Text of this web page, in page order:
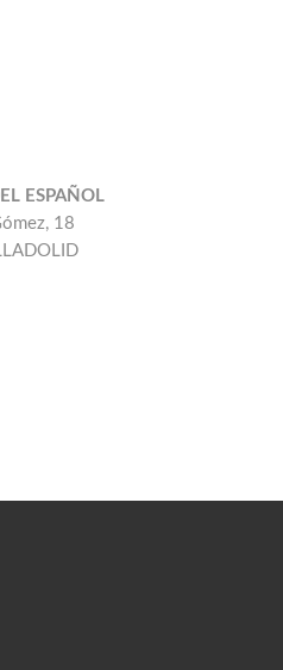
ESPAÑOL
18